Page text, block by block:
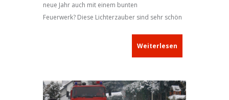
neue Jahr auch mit einem bunten
Feuerwerk? Diese Lichterzauber sind sehr schön
gefährlich sein! Damit Sie gesund und
Sicherheitshinweise zu beachten.
Weiterlesen